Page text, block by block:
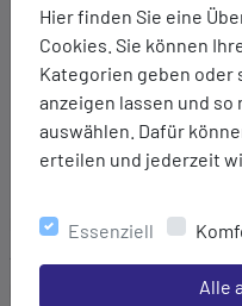
Hier finden Sie eine
Cookies. Sie können
Kategorien geben
anzeigen lassen und
auswählen. Dafür
erteilen und jederzeit
Essenziell
Alle
Dämpfung und
angenehm kühles
Dämpfung: Normal
Sprengung: 8 mm
Unterstützung:
Entwickelt für
Marke: